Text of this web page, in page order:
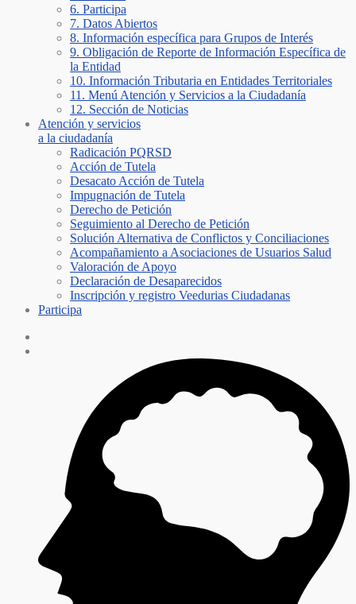
6. Participa
7. Datos Abiertos
8. Información específica para Grupos de Interés
9. Obligación de Reporte de Información Específica de
la Entidad
10. Información Tributaria en Entidades Territoriales
11. Menú Atención y Servicios a la Ciudadanía
12. Sección de Noticias
Atención y servicios
a la ciudadanía
Radicación PQRSD
Acción de Tutela
Desacato Acción de Tutela
Impugnación de Tutela
Derecho de Petición
Seguimiento al Derecho de Petición
Solución Alternativa de Conflictos y Conciliaciones
Acompañamiento a Asociaciones de Usuarios Salud
Valoración de Apoyo
Declaración de Desaparecidos
Inscripción y registro Veedurias Ciudadanas
Participa